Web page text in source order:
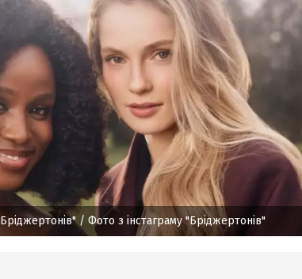
/ Фото з інстаграму "Бріджертонів"